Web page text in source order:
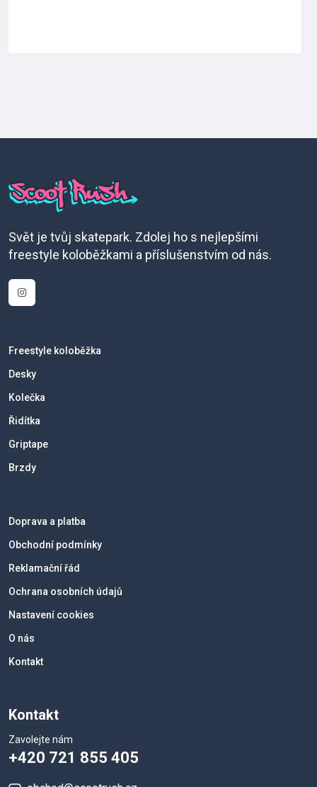
Svět je tvůj skatepark. Zdolej ho s nejlepšími
freestyle koloběžkami a příslušenstvím od nás.
Freestyle koloběžka
Desky
Kolečka
Řidítka
Griptape
Brzdy
Doprava a platba
Obchodní podmínky
Reklamační řád
Ochrana osobních údajů
Nastavení cookies
O nás
Kontakt
Kontakt
Zavolejte nám
+420 721 855 405